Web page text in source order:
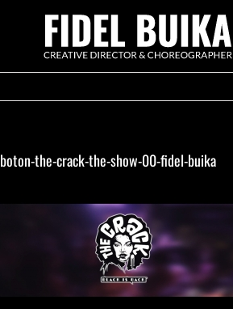
boton-the-crack-the-show-00-fidel-buika